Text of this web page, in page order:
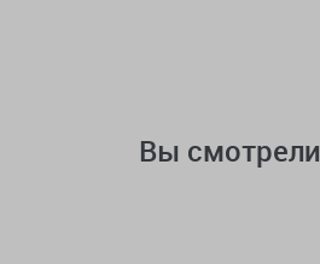
Вы смотрели